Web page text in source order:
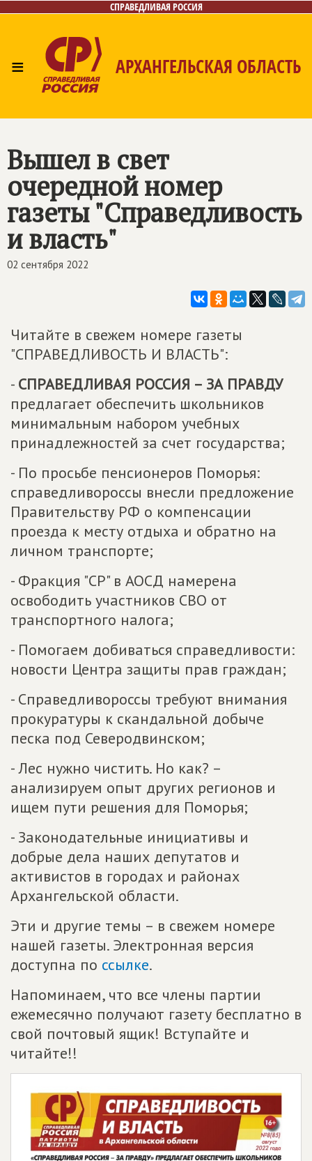
СПРАВЕДЛИВАЯ РОССИЯ
≡ АРХАНГЕЛЬСКАЯ ОБЛАСТЬ
Вышел в свет
очередной номер
газеты "Справедливость
и власть"
02 сентября 2022
Читайте в свежем номере газеты
"СПРАВЕДЛИВОСТЬ И ВЛАСТЬ":
- СПРАВЕДЛИВАЯ РОССИЯ – ЗА ПРАВДУ
предлагает обеспечить школьников
минимальным набором учебных
принадлежностей за счет государства;
- По просьбе пенсионеров Поморья:
справедливороссы внесли предложение
Правительству РФ о компенсации
проезда к месту отдыха и обратно на
личном транспорте;
- Фракция "СР" в АОСД намерена
освободить участников СВО от
транспортного налога;
- Помогаем добиваться справедливости:
новости Центра защиты прав граждан;
- Справедливороссы требуют внимания
прокуратуры к скандальной добыче
песка под Северодвинском;
- Лес нужно чистить. Но как? –
анализируем опыт других регионов и
ищем пути решения для Поморья;
- Законодательные инициативы и
добрые дела наших депутатов и
активистов в городах и районах
Архангельской области.
Эти и другие темы – в свежем номере
нашей газеты. Электронная версия
доступна по ссылке.
Напоминаем, что все члены партии
ежемесячно получают газету бесплатно в
свой почтовый ящик! Вступайте и
читайте!!